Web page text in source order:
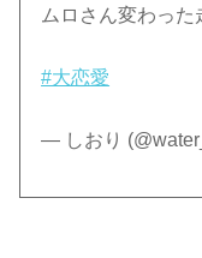
ムロさん変わった
#大恋愛
— しおり